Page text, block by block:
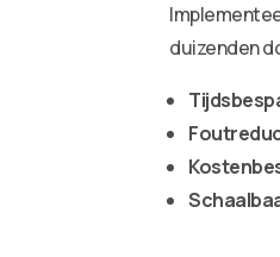
duizenden